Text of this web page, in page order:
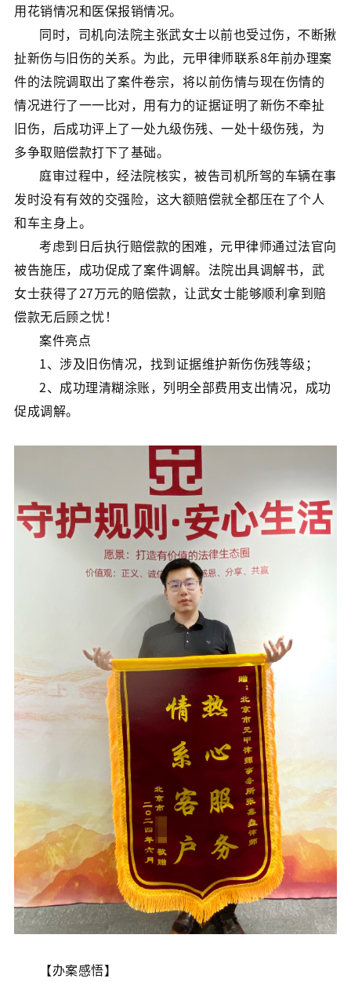
用花销情况和医保报销情况。
同时，司机向法院主张武女士以前也受过伤，不断揪
扯新伤与旧伤的关系。为此，元甲律师联系8年前办理案
件的法院调取出了案件卷宗，将以前伤情与现在伤情的
情况进行了一一比对，用有力的证据证明了新伤不牵扯
旧伤，后成功评上了一处九级伤残、一处十级伤残，为
多争取赔偿款打下了基础。
庭审过程中，经法院核实，被告司机所驾的车辆在事
发时没有有效的交强险，这大额赔偿就全都压在了个人
和车主身上。
考虑到日后执行赔偿款的困难，元甲律师通过法官向
被告施压，成功促成了案件调解。法院出具调解书，武
女士获得了27万元的赔偿款，让武女士能够顺利拿到赔
偿款无后顾之忧！
案件亮点
1、涉及旧伤情况，找到证据维护新伤伤残等级；
2、成功理清糊涂账，列明全部费用支出情况，成功
促成调解。
【办案感悟】